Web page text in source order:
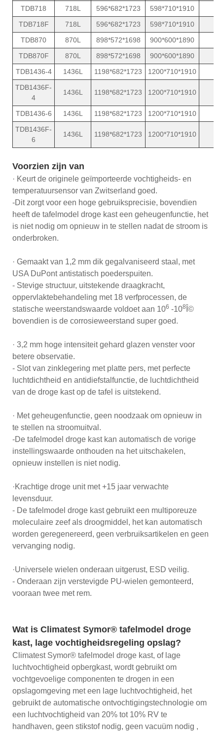
TDB718 718L 596*682*1723 598*710*1910
TDB718F
718L 596*682*1723 598*710*1910
TDB870
870L 898*572*1698 900*600*1890
TDB870F
870L 898*572*1698 900*600*1890
TDB1436-4
1436L 1198*682*1723 1200*710*1910
TDB1436F-
4
1436L 1198*682*1723 1200*710*1910
TDB1436-6 1436L 1198*682*1723 1200*710*1910
TDB1436F-
6
1436L 1198*682*1723 1200*710*1910
Voorzien zijn van
· Keurt de originele geïmporteerde vochtigheids- en
temperatuursensor van Zwitserland goed.
-Dit zorgt voor een hoge gebruiksprecisie, bovendien
heeft de tafelmodel droge kast een geheugenfunctie, het
is niet nodig om opnieuw in te stellen nadat de stroom is
onderbroken.
· Gemaakt van 1,2 mm dik gegalvaniseerd staal, met
USA DuPont antistatisch poederspuiten.
- Stevige structuur, uitstekende draagkracht,
oppervlaktebehandeling met 18 verfprocessen, de
statische weerstandswaarde voldoet aan 106 -108 Î©
bovendien is de corrosieweerstand super goed.
· 3,2 mm hoge intensiteit gehard glazen venster voor
betere observatie.
- Slot van zinklegering met platte pers, met perfecte
luchtdichtheid en antidiefstalfunctie, de luchtdichtheid
van de droge kast op de tafel is uitstekend.
· Met geheugenfunctie, geen noodzaak om opnieuw in
te stellen na stroomuitval.
-De tafelmodel droge kast kan automatisch de vorige
instellingswaarde onthouden na het uitschakelen,
opnieuw instellen is niet nodig.
·Krachtige droge unit met +15 jaar verwachte
levensduur.
- De tafelmodel droge kast gebruikt een multiporeuze
moleculaire zeef als droogmiddel, het kan automatisch
worden geregenereerd, geen verbruiksartikelen en geen
vervanging nodig.
·Universele wielen onderaan uitgerust, ESD veilig.
- Onderaan zijn verstevigde PU-wielen gemonteerd,
vooraan twee met rem.
Wat is Climatest Symor® tafelmodel droge
kast, lage vochtigheidsregeling opslag?
Climatest Symor® tafelmodel droge kast, of lage
luchtvochtigheid opbergkast, wordt gebruikt om
vochtgevoelige componenten te drogen in een
opslagomgeving met een lage luchtvochtigheid, het
gebruikt de automatische ontvochtigingstechnologie om
een ​​luchtvochtigheid van 20% tot 10% RV te
handhaven, geen stikstof nodig, geen vacuüm nodig ,